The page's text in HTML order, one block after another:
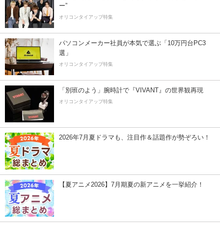
ー”
オリコンタイアップ特集
パソコンメーカー社員が本気で選ぶ「10万円台PC3
選」
オリコンタイアップ特集
「別班のよう」腕時計で『VIVANT』の世界観再現
オリコンタイアップ特集
2026年7月夏ドラマも、注目作＆話題作が勢ぞろい！
【夏アニメ2026】7月期夏の新アニメを一挙紹介！